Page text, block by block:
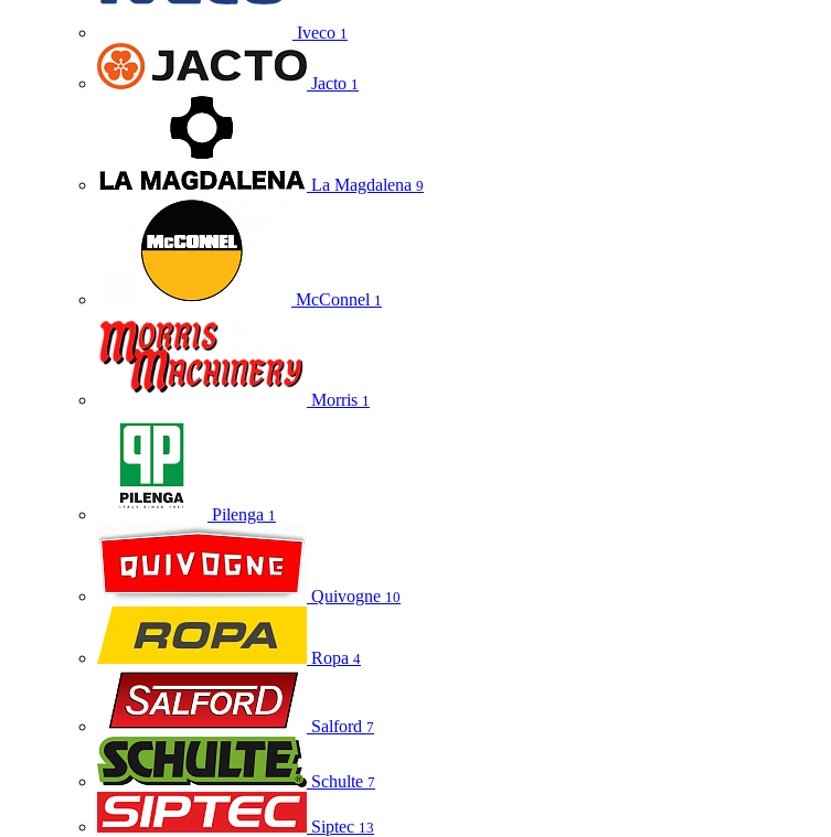
Iveco 1
Jacto 1
La Magdalena 9
McConnel 1
Morris 1
Pilenga 1
Quivogne 10
Ropa 4
Salford 7
Schulte 7
Siptec 13